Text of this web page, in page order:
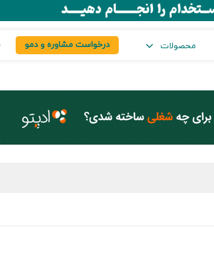
محصولات درخواست مشاوره و دمو